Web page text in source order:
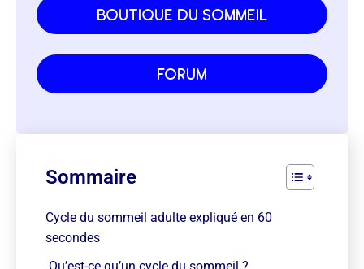
boutique du sommeil
forum
Sommaire
Cycle du sommeil adulte expliqué en 60
secondes
Qu’est-ce qu’un cycle du sommeil ?